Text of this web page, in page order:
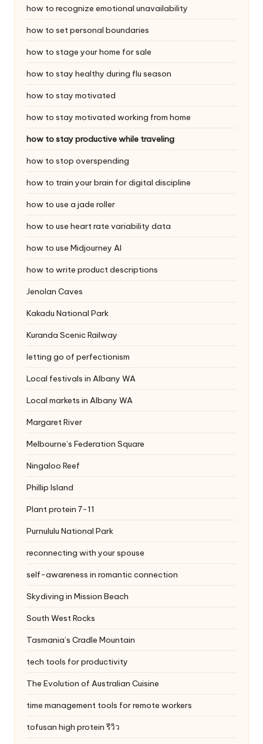
how to recognize emotional unavailability
how to set personal boundaries
how to stage your home for sale
how to stay healthy during flu season
how to stay motivated
how to stay motivated working from home
how to stay productive while traveling
how to stop overspending
how to train your brain for digital discipline
how to use a jade roller
how to use heart rate variability data
how to use Midjourney AI
how to write product descriptions
Jenolan Caves
Kakadu National Park
Kuranda Scenic Railway
letting go of perfectionism
Local festivals in Albany WA
Local markets in Albany WA
Margaret River
Melbourne’s Federation Square
Ningaloo Reef
Phillip Island
Plant protein 7-11
Purnululu National Park
reconnecting with your spouse
self-awareness in romantic connection
Skydiving in Mission Beach
South West Rocks
Tasmania’s Cradle Mountain
tech tools for productivity
The Evolution of Australian Cuisine
time management tools for remote workers
tofusan high protein รีวิว